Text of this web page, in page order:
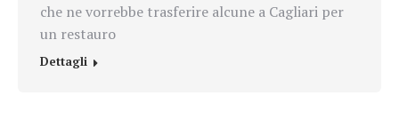
che ne vorrebbe trasferire alcune a Cagliari per
un restauro
Dettagli